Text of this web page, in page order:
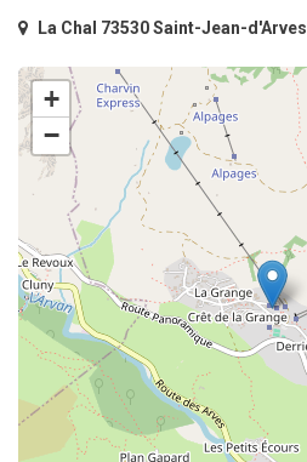
La Chal 73530 Saint-Jean-d'Arves
+
−